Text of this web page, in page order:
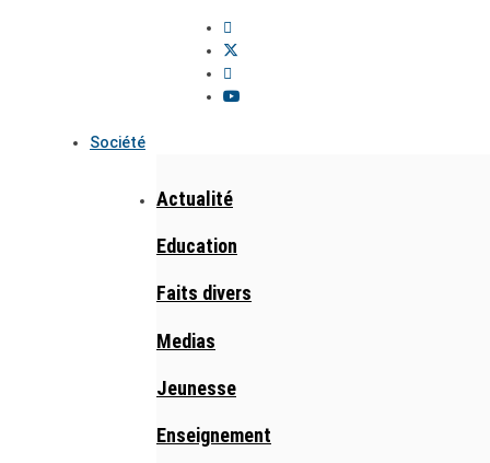
Société
Actualité
Education
Faits divers
Medias
Jeunesse
Enseignement